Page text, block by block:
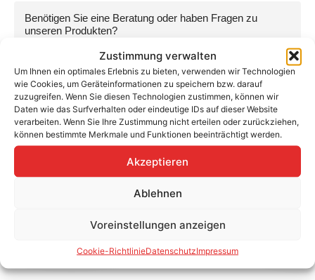
Zustimmung verwalten
Um Ihnen ein optimales Erlebnis zu bieten, verwenden wir Technologien
wie Cookies, um Geräteinformationen zu speichern bzw. darauf
zuzugreifen. Wenn Sie diesen Technologien zustimmen, können wir
Daten wie das Surfverhalten oder eindeutige IDs auf dieser Website
verarbeiten. Wenn Sie Ihre Zustimmung nicht erteilen oder zurückziehen,
können bestimmte Merkmale und Funktionen beeinträchtigt werden.
Akzeptieren
Ablehnen
Voreinstellungen anzeigen
Cookie-RichtlinieDatenschutzImpressum
Benötigen Sie eine Beratung oder haben Fragen zu
unseren Produkten?
+49 (0) 89-200-736-16
info@teutschtech.com
WhatsApp
Komponentendatenbank findest